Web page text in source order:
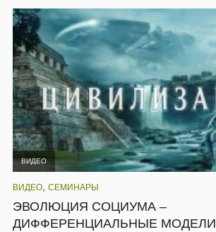
ВИДЕО
ВИДЕО СЕМИНАРЫ
ЭВОЛЮЦИЯ СОЦИУМА –
ДИФФЕРЕНЦИАЛЬНЫЕ МОДЕЛИ